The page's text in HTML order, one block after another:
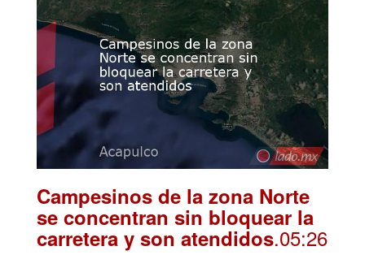
Campesinos de la zona Norte
se concentran sin bloquear la
carretera y son atendidos.05:26